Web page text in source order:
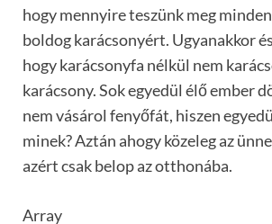
hogy mennyire teszünk meg
boldog karácsonyért. Ugyanakkor
hogy karácsonyfa nélkül nem
karácsony. Sok egyedül élő ember
nem vásárol fenyőfát, hiszen
minek? Aztán ahogy közeleg az
azért csak belop az otthonába.
Array